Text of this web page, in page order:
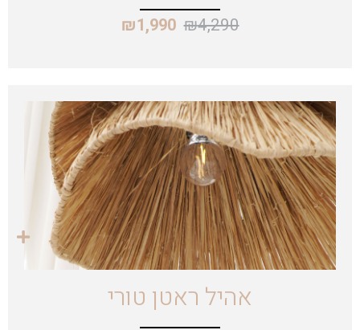
₪4,290
₪1,990
אהיל ראטן טורי